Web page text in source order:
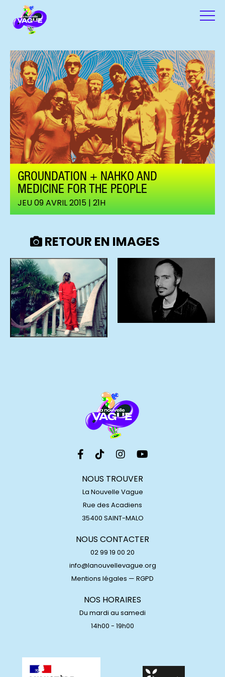
GROUNDATION + NAHKO AND
MEDICINE FOR THE PEOPLE
JEU 09 AVRIL 2015 | 21H
RETOUR EN IMAGES
NOUS TROUVER
La Nouvelle Vague
Rue des Acadiens
35400 SAINT-MALO
NOUS CONTACTER
02 99 19 00 20
info@lanouvellevague.org
Mentions légales — RGPD
NOS HORAIRES
Du mardi au samedi
14h00 - 19h00